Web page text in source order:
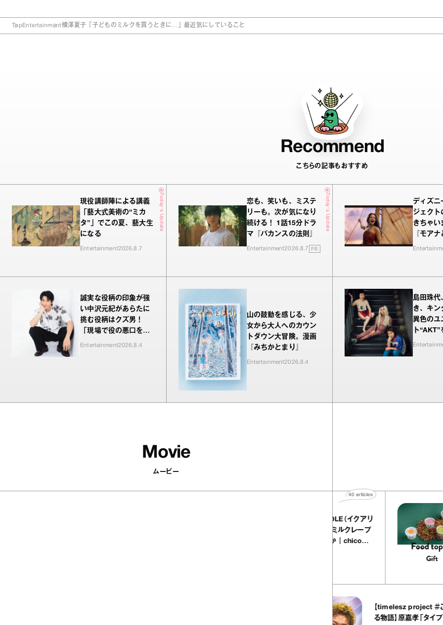
TopEntertainment横澤夏子「子どものミルクを買うときに…」最近気にしていること
Recommend
こちらの記事もおすすめ
Today's Update
現役講師陣による講義
「藝大式美術の“ミカ
タ”」でこの夏、藝大生
になる
Entertainment2026.8.7
Today's Update
恋も、笑いも、ミステ
リーも。次が気になり
続ける！ 1話15分ドラ
マ『バカンスの法則』
Entertainment2026.8.7 PR
ディズニ
ジェクト
きちゃい
『モア
誠実な役柄の印象が強
い中沢元紀があらたに
挑む役柄はクズ男！
「現場で役の悪口を言
われるのが新鮮でした
Entertainment2026.8.4
山の鼓動を感じる、少
女から大人へのカウン
トダウン大冒険。漫画
『みちかとまり』
Entertainment2026.8.4
島田珠代
き、キン
異色のユ
ト
Movie
ムービー
『EQUALLY atelier NOLE（イクアリ
ー アトリエ ノーレ）』のミルクレープ
キャラメルバニーユほか｜chico
【timelesz project ＃ここから始
る物語】原嘉孝「タイプロは夢を